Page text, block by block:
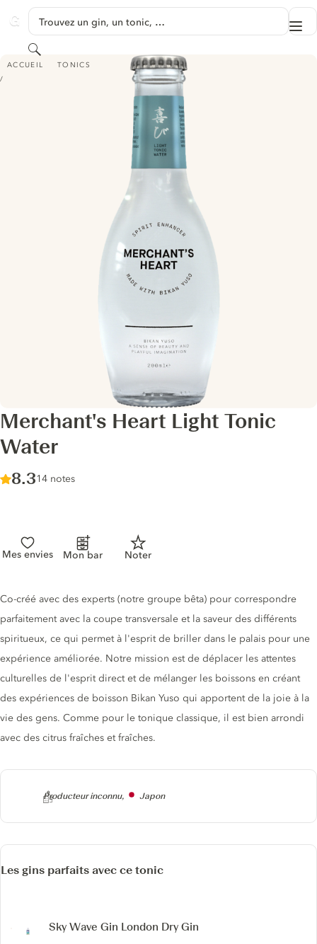
GINVENTORY
Trouvez un gin, un tonic, …
Rechercher
ACCUEIL TONICS
MERCHANT'S HEART LIGHT TONIC WATER
Merchant's Heart Light Tonic
Water
Score :
8.3/ 10
14 notes
Mes envies Mon bar Noter
Producteur
Producteur inconnu, Japon
Description du tonic
Co-créé avec des experts (notre groupe bêta) pour correspondre
parfaitement avec la coupe transversale et la saveur des différents
spiritueux, ce qui permet à l'esprit de briller dans le palais pour une
expérience améliorée. Notre mission est de déplacer les attentes
culturelles de l'esprit direct et de mélanger les boissons en créant
des expériences de boisson Bikan Yuso qui apportent de la joie à la
vie des gens. Comme pour le tonique classique, il est bien arrondi
avec des citrus fraîches et fraîches.
Les gins parfaits avec ce tonic
Sky Wave Gin London Dry Gin